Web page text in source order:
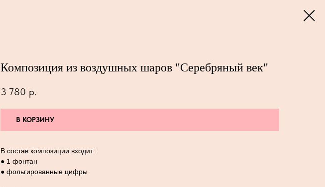
Композиция из воздушных шаров "Серебряный век"
3 780 р.
В КОРЗИНУ
В состав композиции входит:
● 1 фонтан
● фольгированные цифры